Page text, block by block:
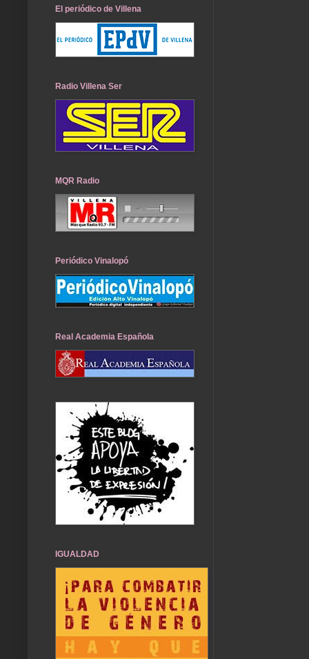
El periódico de Villena
Radio Villena Ser
MQR Radio
Periódico Vinalopó
Real Academia Española
IGUALDAD